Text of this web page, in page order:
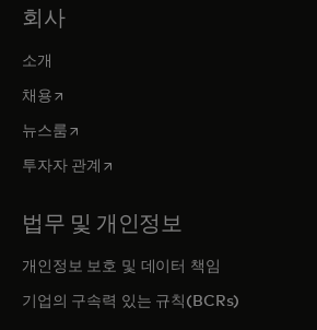
회사
소개
채용새 탭에서 열림
뉴스룸새 탭에서 열림
투자자 관계 새 탭에서 열림
법무 및 개인정보
개인정보 보호 및 데이터 책임
기업의 구속력 있는 규칙(BCRs)